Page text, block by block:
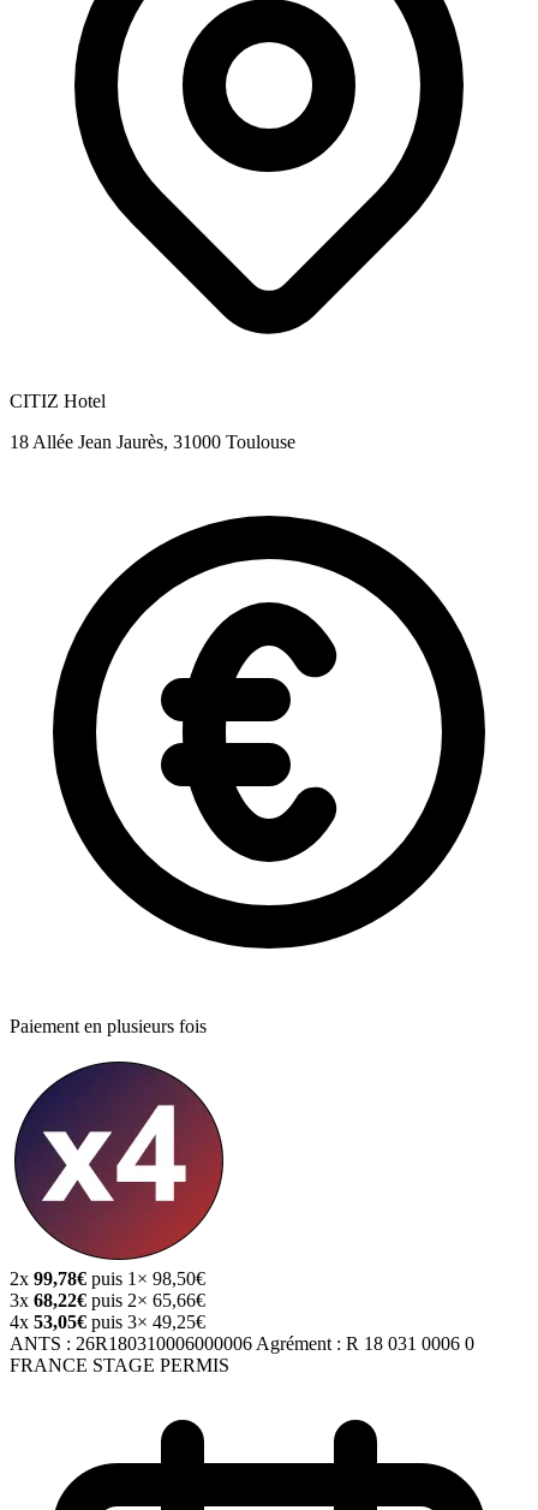
CITIZ Hotel
18 Allée Jean Jaurès, 31000 Toulouse
Paiement en plusieurs fois
2x 99,78€ puis 1× 98,50€
3x 68,22€ puis 2× 65,66€
4x 53,05€ puis 3× 49,25€
ANTS : 26R180310006000006 Agrément : R 18 031 0006 0
FRANCE STAGE PERMIS